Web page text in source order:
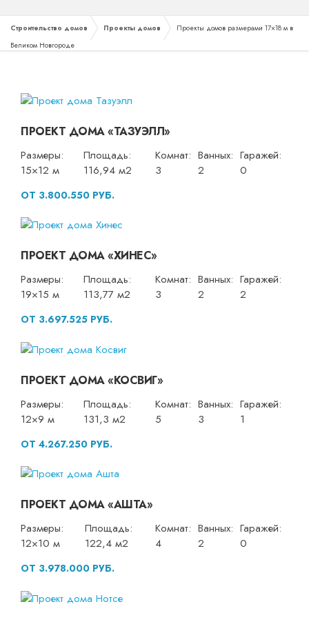
Строительство домов Проекты домов
Проекты домов размерами 17×18 м в
Великом Новгороде
ПРОЕКТ ДОМА «ТАЗУЭЛЛ»
Размеры:
15×12 м
Площадь:
116,94 м2
Комнат:
3
Ванных:
2
Гаражей:
0
ОТ 3.800.550 РУБ.
ПРОЕКТ ДОМА «ХИНЕС»
Размеры:
19×15 м
Площадь:
113,77 м2
Комнат:
3
Ванных:
2
Гаражей:
2
ОТ 3.697.525 РУБ.
ПРОЕКТ ДОМА «КОСВИГ»
Размеры:
12×9 м
Площадь:
131,3 м2
Комнат:
5
Ванных:
3
Гаражей:
1
ОТ 4.267.250 РУБ.
ПРОЕКТ ДОМА «АШТА»
Размеры:
12×10 м
Площадь:
122,4 м2
Комнат:
4
Ванных:
2
Гаражей:
0
ОТ 3.978.000 РУБ.